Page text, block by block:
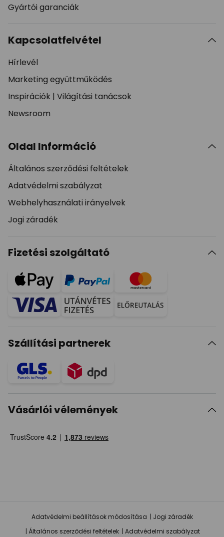
Gyártói garanciák
Kapcsolatfelvétel
Hírlevél
Marketing együttműködés
Inspirációk | Világítási tanácsok
Newsroom
Oldal Információ
Általános szerződési feltételek
Adatvédelmi szabályzat
Webhelyhasználati irányelvek
Jogi záradék
Fizetési szolgáltató
Szállítási partnerek
Vásárlói vélemények
Adatvédelmi beállítások módosítása
Jogi záradék
Általános szerződési feltételek
Adatvédelmi szabályzat